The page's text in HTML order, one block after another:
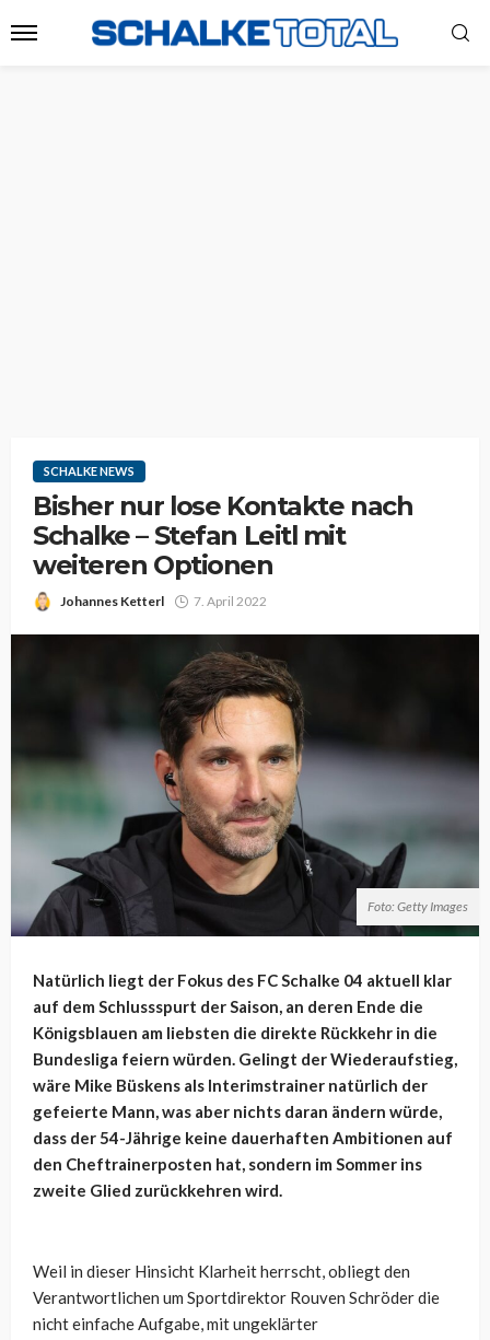
SCHALKE NEWS
Bisher nur lose Kontakte nach
Schalke – Stefan Leitl mit
weiteren Optionen
Johannes Ketterl 7. April 2022
Foto: Getty Images
Natürlich liegt der Fokus des FC Schalke 04 aktuell klar
auf dem Schlussspurt der Saison, an deren Ende die
Königsblauen am liebsten die direkte Rückkehr in die
Bundesliga feiern würden. Gelingt der Wiederaufstieg,
wäre Mike Büskens als Interimstrainer natürlich der
gefeierte Mann, was aber nichts daran ändern würde,
dass der 54-Jährige keine dauerhaften Ambitionen auf
den Cheftrainerposten hat, sondern im Sommer ins
zweite Glied zurückkehren wird.
Weil in dieser Hinsicht Klarheit herrscht, obliegt den
Verantwortlichen um Sportdirektor Rouven Schröder die
nicht einfache Aufgabe, mit ungeklärter